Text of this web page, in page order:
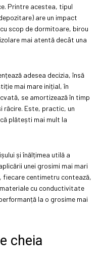
Printre acestea, tipul
are un impact
scop de dormitoare, birou
mai atentă decât una
adesea decizia, însă
mai mare inițial, în
se amortizează în timp
răcire. Este, practic, un
plătești mai mult la
și înălțimea utilă a
unei grosimi mai mari
fiecare centimetru contează,
cu conductivitate
la o grosime mai
cheia